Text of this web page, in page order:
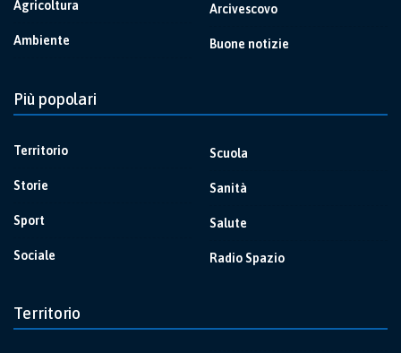
Agricoltura
Ambiente
Arcivescovo
Buone notizie
Più popolari
Territorio
Storie
Sport
Sociale
Scuola
Sanità
Salute
Radio Spazio
Territorio